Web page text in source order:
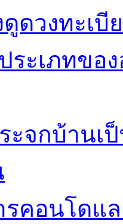
ดวงทะเบี
ระเภทขอ
จกบ้านเ
รคอนโดแ